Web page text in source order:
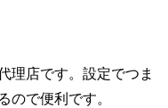
理店です。 設定でつま
ので便利です。